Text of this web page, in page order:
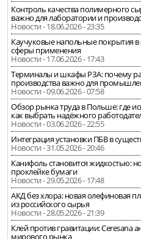
Контроль качества полимерного
важно для лаборатории и
Новости - 18.06.2026 - 23:35
Каучуковые напольные покрытия в
сферы применения
Новости - 17.06.2026 - 17:43
Терминалы и шкафы РЗА: почему
производства важно для
Новости - 09.06.2026 - 07:58
Обзор рынка труда в Польше: где
как выбрать надёжного
Новости - 03.06.2026 - 22:55
Интеграция установки ПБВ в
Новости - 31.05.2026 - 20:46
Канифоль становится жидкостью:
проклейке бумаги
Новости - 29.05.2026 - 17:48
АКД без хлора: новая олефиновая
из российского сырья
Новости - 28.05.2026 - 21:39
Клей против гравитации: Ceresana
мирового рынка